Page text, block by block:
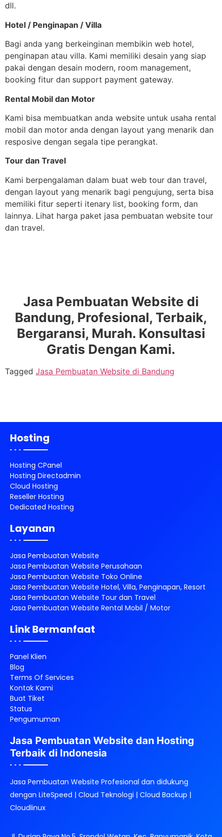
dll.
Hotel / Penginapan / Villa
Bagi anda yang berkeinginan membikin web hotel,
penginapan atau villa. Kami memiliki desain yang siap
pakai dengan desain modern, room management,
booking fitur dan support payment gateway.
Rental Mobil dan Motor
Kami bisa membuatkan anda website untuk usaha rental
mobil dan motor anda dengan layout yang menarik dan
resposive dengan segala tipe perangkat.
Tour dan Travel
Kami berpengalaman dalam buat web tour dan travel,
dengan layout yang menarik bagi pengujung, serta bisa
memiliki fitur seperti itenary list, booking form, dan
lainnya. Lihat harga paket jasa pembuatan website tour
dan travel.
Jasa Pembuatan Website di
Bandung, Profesional, Terbaik,
Bergaransi, Murah. Konsultasi
Gratis Dengan Kami.
Tagged Jasa Pembuatan Website di Bandung
Hosting
Hosting CPanel
Hosting Directadmin
Cloud Hosting
Reseller Hosting
Dedicated Hosting
Layanan
Jasa Pembuatan Website
Jasa Pembuatan Website Perusahaan
Jasa Pembuatan Website Toko Online
Jasa Pembuatan Website Hotel, Villa, Penginapan, Resort
Jasa Pembuatan Website Tour dan Travel
Jasa Pembuatan Website Rental Mobil / Motor
Link Bermanfaat
Panel Klien
Blog
Terms Of Services
Kontak Kami
Buat Tiket
Status
Pengumuman
Jasa Pembuatan Website dan Hosting
Terbaik di Indonesia
Jasa Pembuatan Website Profesional dan didukung
dengan LiteSpeed | Cloud Teknologi | Cloud Backup |
Cloudlinux